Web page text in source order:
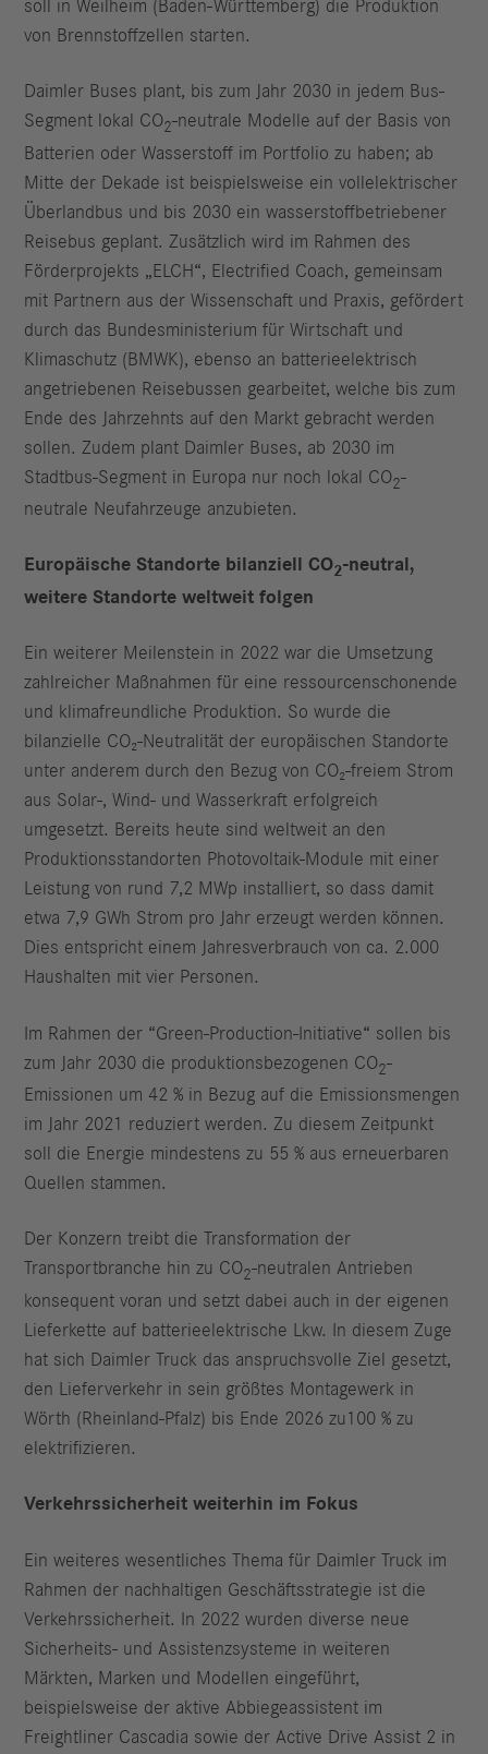
soll in Weilheim (Baden-Württemberg) die Produktion
von Brennstoffzellen starten.
Daimler Buses plant, bis zum Jahr 2030 in jedem Bus-
Segment lokal CO2-neutrale Modelle auf der Basis von
Batterien oder Wasserstoff im Portfolio zu haben; ab
Mitte der Dekade ist beispielsweise ein vollelektrischer
Überlandbus und bis 2030 ein wasserstoffbetriebener
Reisebus geplant. Zusätzlich wird im Rahmen des
Förderprojekts „ELCH“, Electrified Coach, gemeinsam
mit Partnern aus der Wissenschaft und Praxis, gefördert
durch das Bundesministerium für Wirtschaft und
Klimaschutz (BMWK), ebenso an batterieelektrisch
angetriebenen Reisebussen gearbeitet, welche bis zum
Ende des Jahrzehnts auf den Markt gebracht werden
sollen. Zudem plant Daimler Buses, ab 2030 im
Stadtbus-Segment in Europa nur noch lokal CO2-
neutrale Neufahrzeuge anzubieten.
Europäische Standorte bilanziell CO2-neutral,
weitere Standorte weltweit folgen
Ein weiterer Meilenstein in 2022 war die Umsetzung
zahlreicher Maßnahmen für eine ressourcenschonende
und klimafreundliche Produktion. So wurde die
bilanzielle CO₂-Neutralität der europäischen Standorte
unter anderem durch den Bezug von CO₂-freiem Strom
aus Solar-, Wind- und Wasserkraft erfolgreich
umgesetzt. Bereits heute sind weltweit an den
Produktionsstandorten Photovoltaik-Module mit einer
Leistung von rund 7,2 MWp installiert, so dass damit
etwa 7,9 GWh Strom pro Jahr erzeugt werden können.
Dies entspricht einem Jahresverbrauch von ca. 2.000
Haushalten mit vier Personen.
Im Rahmen der “Green-Production-Initiative“ sollen bis
zum Jahr 2030 die produktionsbezogenen CO2-
Emissionen um 42 % in Bezug auf die Emissionsmengen
im Jahr 2021 reduziert werden. Zu diesem Zeitpunkt
soll die Energie mindestens zu 55 % aus erneuerbaren
Quellen stammen.
Der Konzern treibt die Transformation der
Transportbranche hin zu CO2-neutralen Antrieben
konsequent voran und setzt dabei auch in der eigenen
Lieferkette auf batterieelektrische Lkw. In diesem Zuge
hat sich Daimler Truck das anspruchsvolle Ziel gesetzt,
den Lieferverkehr in sein größtes Montagewerk in
Wörth (Rheinland-Pfalz) bis Ende 2026 zu100 % zu
elektrifizieren.
Verkehrssicherheit weiterhin im Fokus
Ein weiteres wesentliches Thema für Daimler Truck im
Rahmen der nachhaltigen Geschäftsstrategie ist die
Verkehrssicherheit. In 2022 wurden diverse neue
Sicherheits- und Assistenzsysteme in weiteren
Märkten, Marken und Modellen eingeführt,
beispielsweise der aktive Abbiegeassistent im
Freightliner Cascadia sowie der Active Drive Assist 2 in